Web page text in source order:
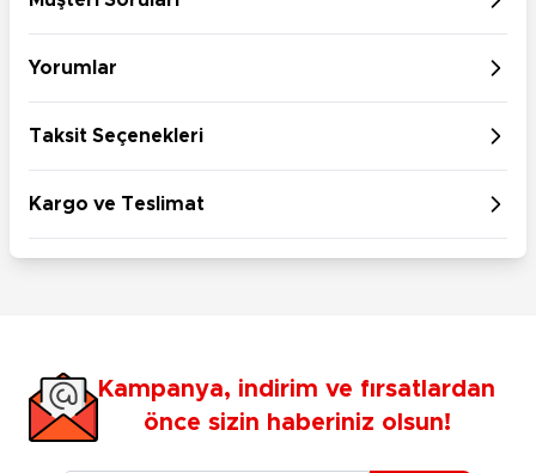
Yorumlar
Taksit Seçenekleri
Kargo ve Teslimat
Kampanya, indirim ve fırsatlardan
önce sizin haberiniz olsun!